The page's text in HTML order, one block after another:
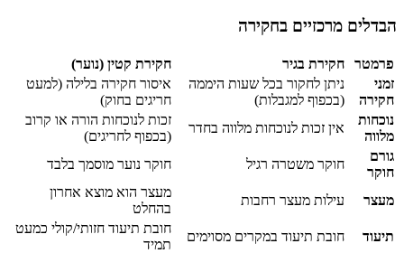
הבדלים מרכזיים בחקירה
פרמטר חקירת בגיר
חקירת קטין (נוער)
זמני
חקירה
ניתן לחקור בכל שעות היממה
(בכפוף למגבלות)
איסור חקירה בלילה (למעט
חריגים בחוק)
נוכחות
מלווה
אין זכות לנוכחות מלווה בחדר
זכות לנוכחות הורה או קרוב
(בכפוף לחריגים)
גורם
חוקר
חוקר משטרה רגיל חוקר נוער מוסמך בלבד
מעצר עילות מעצר רחבות
מעצר הוא מוצא אחרון
בהחלט
תיעוד
חובת תיעוד במקרים מסוימים
חובת תיעוד חזותי/קולי כמעט
תמיד